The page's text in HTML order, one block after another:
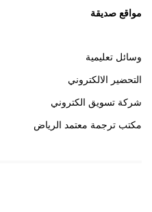
مواقع صديقة
وسائل تعليمية
التحضير الالكتروني
شركة تسويق الكتروني
مكتب ترجمة معتمد الرياض